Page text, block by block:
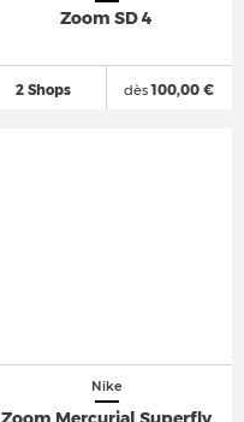
Zoom SD 4
2 Shops dès100,00 €
Nike